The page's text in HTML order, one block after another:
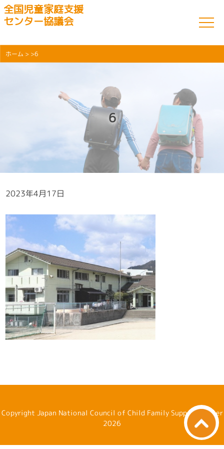
全国児童家庭支援
センター協議会
ホーム > >6
6
2023年4月17日
Copyright Japan National Council of Child Family Support Center
2026